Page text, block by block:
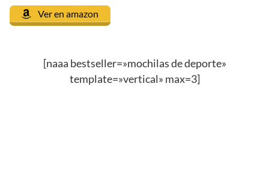
Ver en amazon
[naaa bestseller=»mochilas de deporte»
template=»vertical» max=3]